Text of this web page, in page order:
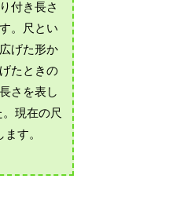
付き長さ
。尺とい
げた形か
たときの
さを表し
現在の尺
す。